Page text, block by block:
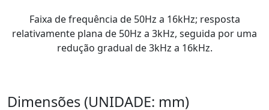
Faixa de frequência de 50Hz a 16kHz; resposta
relativamente plana de 50Hz a 3kHz, seguida por uma
redução gradual de 3kHz a 16kHz.
Dimensões (UNIDADE: mm)